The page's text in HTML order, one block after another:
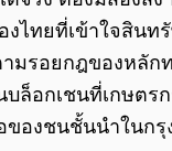
งไทยที่เข้าใจสินท
มรอยกฎของหลัก
ล็อกเชนที่เกษตรก
ของชนชั้นนำในกรุ